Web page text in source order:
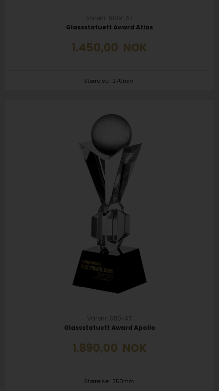
Varenr. 6109-AT
Glassstatuett Award Atlas
1.450,00 NOK
Størrelse: 270mm
Varenr. 6110-AT
Glassstatuett Award Apollo
1.890,00 NOK
Størrelse: 350mm